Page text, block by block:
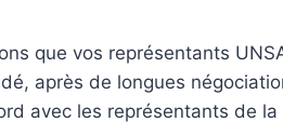
que vos représentants
après de longues
avec les représentants de la